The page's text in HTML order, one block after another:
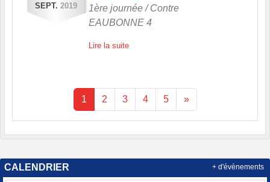
SEPT. 2019
1ère journée / Contre
EAUBONNE 4
Lire la suite
1 2 3 4 5 »
CALENDRIER + d'évènements